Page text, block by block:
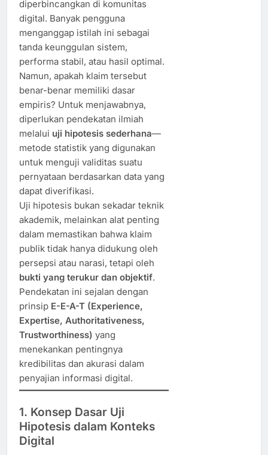
diperbincangkan di komunitas
digital. Banyak pengguna
menganggap istilah ini sebagai
tanda keunggulan sistem,
performa stabil, atau hasil optimal.
Namun, apakah klaim tersebut
benar-benar memiliki dasar
empiris? Untuk menjawabnya,
diperlukan pendekatan ilmiah
melalui uji hipotesis sederhana—
metode statistik yang digunakan
untuk menguji validitas suatu
pernyataan berdasarkan data yang
dapat diverifikasi.
Uji hipotesis bukan sekadar teknik
akademik, melainkan alat penting
dalam memastikan bahwa klaim
publik tidak hanya didukung oleh
persepsi atau narasi, tetapi oleh
bukti yang terukur dan objektif.
Pendekatan ini sejalan dengan
prinsip E-E-A-T (Experience,
Expertise, Authoritativeness,
Trustworthiness) yang
menekankan pentingnya
kredibilitas dan akurasi dalam
penyajian informasi digital.
1. Konsep Dasar Uji
Hipotesis dalam Konteks
Digital